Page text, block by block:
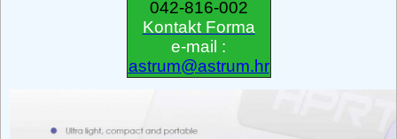
042-816-002
Kontakt Forma
e-mail :
astrum@astrum.hr